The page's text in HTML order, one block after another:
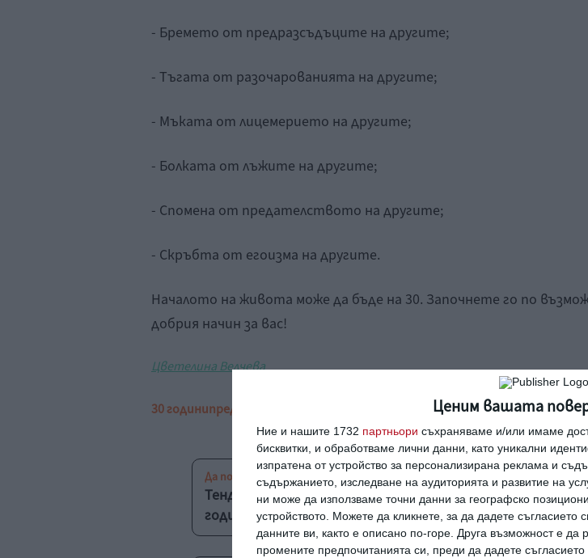
Ценим вашата
Ние и нашите 1732 партньори съхраняваме и/или имаме
бисквитки, и обработваме лични данни, като уникални
изпратена от устройство за персонализирана реклама и
съдържанието, изследване на аудиторията и развитие на
ни може да използваме точни данни за географско
устройството. Можете да кликнете, за да дадете
данните ви, както е описано по-горе. Друга възможност е
промените предпочитанията си, преди да дадете
- Бремето от предразсъдъците на другите;
- Тъгата от разочарованията на другите;
- Мъката от лицемерието на другите;
- Болката от лъжите на другите;
- Спомена от предателството на другите;
- Скръбта от егоизма на другите.
Началото на живота може да бъде на 30. Започнете го по
добрия начин за вас!
Цветелина Велчева
30 годинипредразсъдъци щастие
Да поговорим
Тенденции: 15-годишните все повече приличат на 30-
годишни